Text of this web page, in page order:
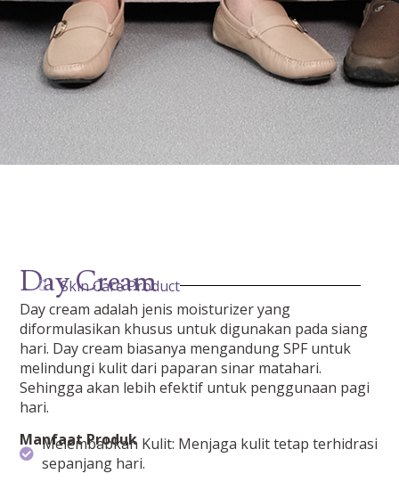
Day Cream
Skin Care Product
Day cream adalah jenis moisturizer yang
diformulasikan khusus untuk digunakan pada siang
hari. Day cream biasanya mengandung SPF untuk
melindungi kulit dari paparan sinar matahari.
Sehingga akan lebih efektif untuk penggunaan pagi
hari.
Manfaat Produk
Melembabkan Kulit: Menjaga kulit tetap terhidrasi
sepanjang hari.